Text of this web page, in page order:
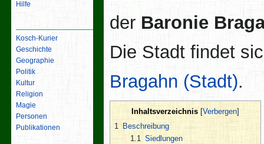
der Baronie
Die Stadt findet
Bragahn (Stadt).
Inhaltsverzeichnis
1 Beschreibung
1.1 Siedlungen
Hilfe
Kosch-Kurier
Geschichte
Geographie
Politik
Kultur
Religion
Magie
Personen
Publikationen